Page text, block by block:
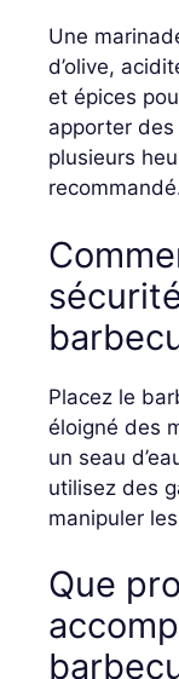
Une
d’olive,
et épices
apporter
plusieurs
Placez le
éloigné des
un seau
utilisez des
manipuler
Que